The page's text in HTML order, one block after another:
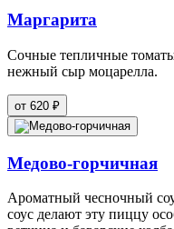
Маргарита
Сочные тепличные
нежный сыр моцарелла.
от 620 ₽
Медово-горчичная
Ароматный чесночный
соус делают эту пиццу